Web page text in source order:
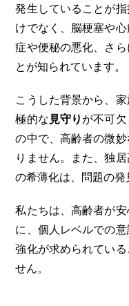
発生していることが
けでなく、脳梗塞や
症や便秘の悪化、さ
とが知られています。
こうした背景から、
極的な 見守り が不可
の中で、高齢者の微
りません。また、独
の希薄化は、問題の発
私たちは、高齢者が
に、個人レベルでの
強化が求められてい
せん。